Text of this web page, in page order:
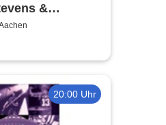
&
- True Crime
20:00 Uhr